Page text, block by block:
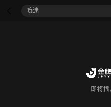
痴迷
即将播